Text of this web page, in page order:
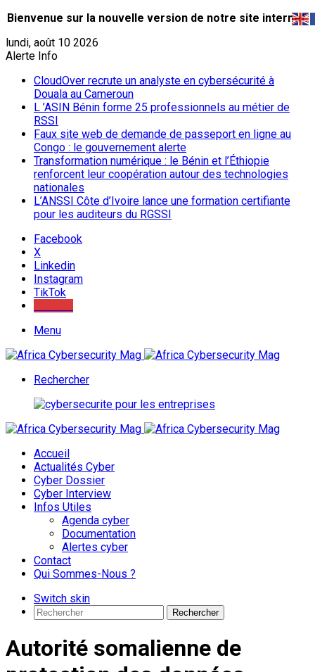
Bienvenue sur la nouvelle version de notre site internet.
lundi, août 10 2026
Alerte Info
CloudOver recrute un analyste en cybersécurité à
Douala au Cameroun
L ’ASIN Bénin forme 25 professionnels au métier de
RSSI
Faux site web de demande de passeport en ligne au
Congo : le gouvernement alerte
Transformation numérique : le Bénin et l’Éthiopie
renforcent leur coopération autour des technologies
nationales
L’ANSSI Côte d’Ivoire lance une formation certifiante
pour les auditeurs du RGSSI
Facebook
X
Linkedin
Instagram
TikTok
Menu
Rechercher
Accueil
Actualités Cyber
Cyber Dossier
Cyber Interview
Infos Utiles
Agenda cyber
Documentation
Alertes cyber
Contact
Qui Sommes-Nous ?
Switch skin
Rechercher
Autorité somalienne de